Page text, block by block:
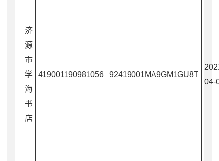
济
源
市
学
海
书
店
419001190981056 92419001MA9GM1GU8T
04-